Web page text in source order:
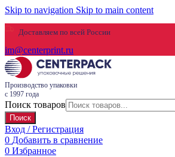
Skip to navigation Skip to main content
Доставляем по всей России
im@centerprint.ru
Производство упаковки
с 1997 года
Поиск товаров
Поиск
Вход / Регистрация
0 Добавить в сравнение
0 Избранное